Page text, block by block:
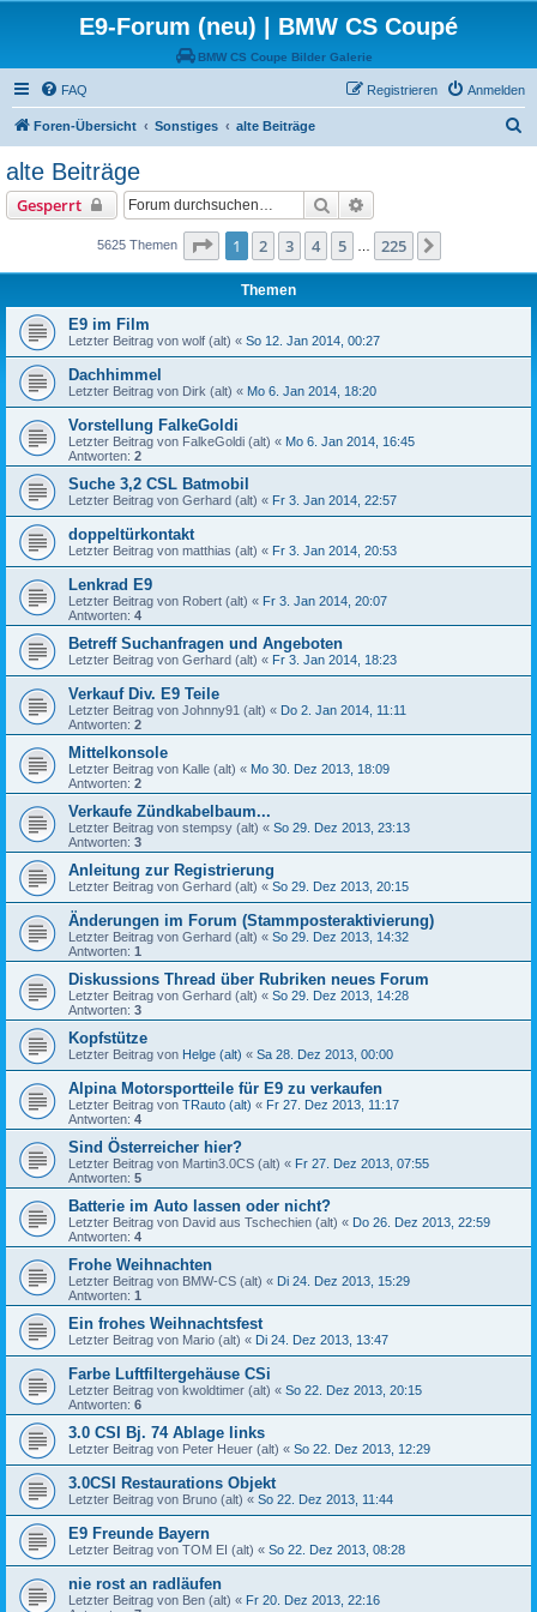
E9-Forum (neu) | BMW CS Coupé
BMW CS Coupe Bilder Galerie
FAQ Anmelden
Registrieren
Foren-Übersicht Sonstiges alte Beiträge
alte Beiträge
Gesperrt Suche
5625 Themen Seite 1von 225
1 2 3 4 5 225
Themen
E9 im Film
Letzter Beitrag von wolf (alt) « So 12. Jan 2014, 00:27
Dachhimmel
Letzter Beitrag von Dirk (alt) « Mo 6. Jan 2014, 18:20
Vorstellung FalkeGoldi
Letzter Beitrag von FalkeGoldi (alt) « Mo 6. Jan 2014, 16:45
Antworten: 2
Suche 3,2 CSL Batmobil
Letzter Beitrag von Gerhard (alt) « Fr 3. Jan 2014, 22:57
doppeltürkontakt
Letzter Beitrag von matthias (alt) « Fr 3. Jan 2014, 20:53
Lenkrad E9
Letzter Beitrag von Robert (alt) « Fr 3. Jan 2014, 20:07
Antworten: 4
Betreff Suchanfragen und Angeboten
Letzter Beitrag von Gerhard (alt) « Fr 3. Jan 2014, 18:23
Verkauf Div. E9 Teile
Letzter Beitrag von Johnny91 (alt) « Do 2. Jan 2014, 11:11
Antworten: 2
Mittelkonsole
Letzter Beitrag von Kalle (alt) « Mo 30. Dez 2013, 18:09
Antworten: 2
Verkaufe Zündkabelbaum...
Letzter Beitrag von stempsy (alt) « So 29. Dez 2013, 23:13
Antworten: 3
Anleitung zur Registrierung
Letzter Beitrag von Gerhard (alt) « So 29. Dez 2013, 20:15
Änderungen im Forum (Stammposteraktivierung)
Letzter Beitrag von Gerhard (alt) « So 29. Dez 2013, 14:32
Antworten: 1
Diskussions Thread über Rubriken neues Forum
Letzter Beitrag von Gerhard (alt) « So 29. Dez 2013, 14:28
Antworten: 3
Kopfstütze
Letzter Beitrag von Helge (alt) « Sa 28. Dez 2013, 00:00
Alpina Motorsportteile für E9 zu verkaufen
Letzter Beitrag von TRauto (alt) « Fr 27. Dez 2013, 11:17
Antworten: 4
Sind Österreicher hier?
Letzter Beitrag von Martin3.0CS (alt) « Fr 27. Dez 2013, 07:55
Antworten: 5
Batterie im Auto lassen oder nicht?
Letzter Beitrag von David aus Tschechien (alt) « Do 26. Dez 2013, 22:59
Antworten: 4
Frohe Weihnachten
Letzter Beitrag von BMW-CS (alt) « Di 24. Dez 2013, 15:29
Antworten: 1
Ein frohes Weihnachtsfest
Letzter Beitrag von Mario (alt) « Di 24. Dez 2013, 13:47
Farbe Luftfiltergehäuse CSi
Letzter Beitrag von kwoldtimer (alt) « So 22. Dez 2013, 20:15
Antworten: 6
3.0 CSI Bj. 74 Ablage links
Letzter Beitrag von Peter Heuer (alt) « So 22. Dez 2013, 12:29
3.0CSI Restaurations Objekt
Letzter Beitrag von Bruno (alt) « So 22. Dez 2013, 11:44
E9 Freunde Bayern
Letzter Beitrag von TOM EI (alt) « So 22. Dez 2013, 08:28
nie rost an radläufen
Letzter Beitrag von Ben (alt) « Fr 20. Dez 2013, 22:16